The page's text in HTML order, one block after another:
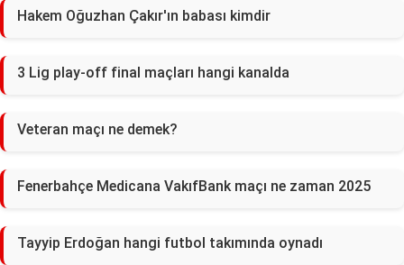
Hakem Oğuzhan Çakır'ın babası kimdir
3 Lig play-off final maçları hangi kanalda
Veteran maçı ne demek?
Fenerbahçe Medicana VakıfBank maçı ne zaman 2025
Tayyip Erdoğan hangi futbol takımında oynadı